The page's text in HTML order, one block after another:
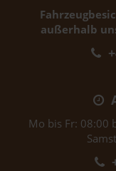
außerhalb
Mo bis Fr: 08:00